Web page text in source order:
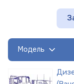
Модель